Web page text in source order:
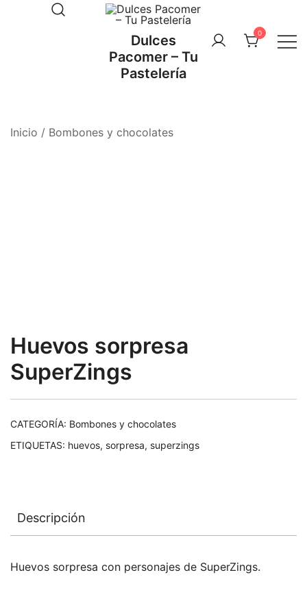
Dulces
Pacomer – Tu
Pastelería
0
Inicio / Bombones y chocolates
Huevos sorpresa
SuperZings
CATEGORÍA: Bombones y chocolates
ETIQUETAS: huevos, sorpresa, superzings
Descripción
Huevos sorpresa con personajes de SuperZings.